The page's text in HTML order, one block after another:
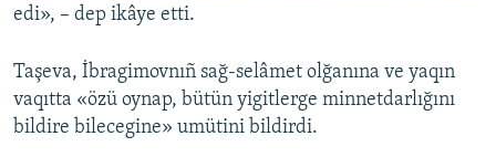
edi», – dep ikâye etti.
Taşeva, İbragimovnıñ sağ-selâmet olğanına ve yaqın
vaqıtta «özü oynap, bütün yigitlerge minnetdarlığını
bildire bilecegine» umütini bildirdi.